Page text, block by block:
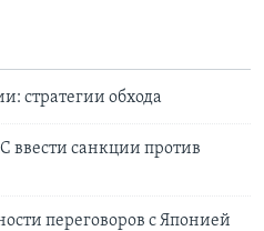
стратегии обхода
ввести санкции против
переговоров с Японией